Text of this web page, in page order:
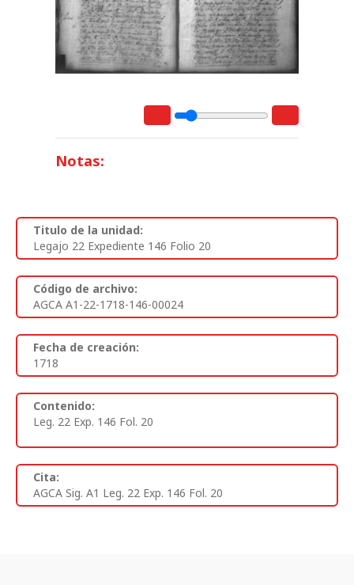
Notas:
Titulo de la unidad:
Legajo 22 Expediente 146 Folio 20
Código de archivo:
AGCA A1-22-1718-146-00024
Fecha de creación:
1718
Contenido:
Leg. 22 Exp. 146 Fol. 20
Cita:
AGCA Sig. A1 Leg. 22 Exp. 146 Fol. 20